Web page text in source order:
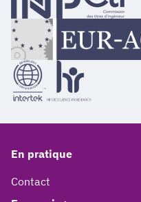
En pratique
Contact